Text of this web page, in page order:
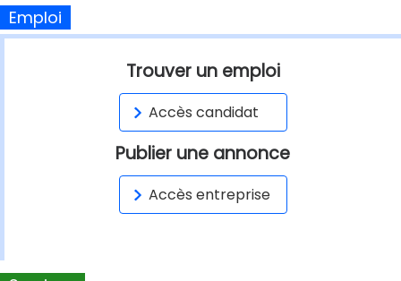
Emploi
Trouver un emploi
Accès candidat
Publier une annonce
Accès entreprise